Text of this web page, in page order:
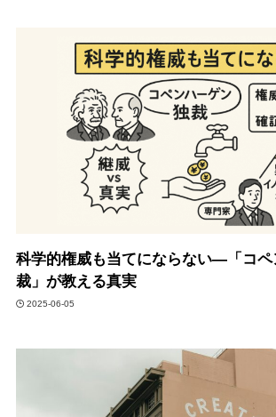
科学的権威も当てにならない—「コペ
裁」が教える真実
2025-06-05